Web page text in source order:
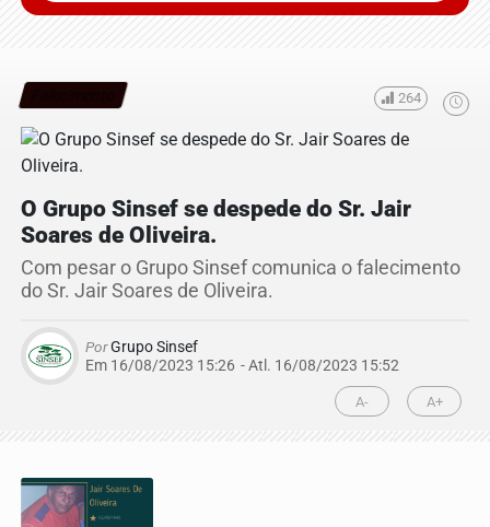
264
O Grupo Sinsef se despede do Sr. Jair
Soares de Oliveira.
Com pesar o Grupo Sinsef comunica o falecimento
do Sr. Jair Soares de Oliveira.
PorGrupo Sinsef
Em 16/08/2023 15:26 - Atl. 16/08/2023 15:52
A- A+